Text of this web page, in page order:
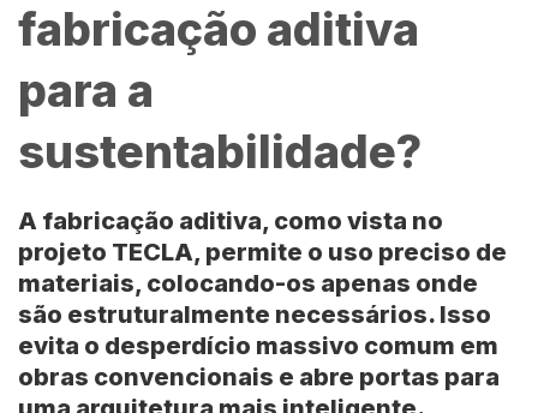
fabricação aditiva
para a
sustentabilidade?
A fabricação aditiva, como vista no
projeto TECLA, permite o uso preciso de
materiais, colocando-os apenas onde
são estruturalmente necessários. Isso
evita o desperdício massivo comum em
obras convencionais e abre portas para